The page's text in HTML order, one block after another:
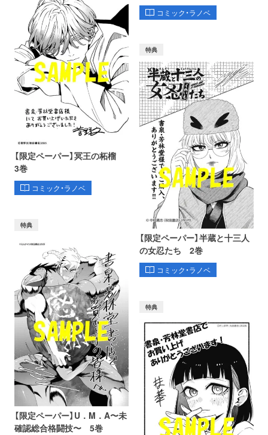
コミック・ラノベ
【限定ペーパー】冥王の柘榴
3巻
コミック・ラノベ
特典
【限定ペーパー】半蔵と十三人
の女忍たち 2巻
コミック・ラノベ
特典
【限定ペーパー】U．M．A〜未
確認総合格闘技〜 5巻
特典